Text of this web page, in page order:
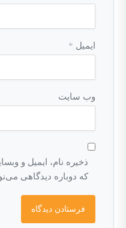
ایمیل *
وب‌ سایت
ذخیره نام، ایمیل و
که دوباره دیدگاهی